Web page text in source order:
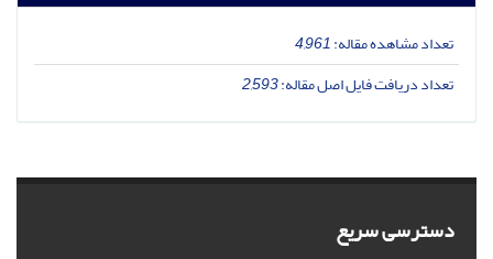
تعداد مشاهده مقاله:4,961
تعداد دریافت فایل اصل مقاله:2,593
دسترسی سریع